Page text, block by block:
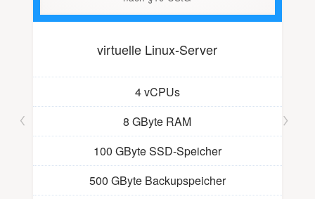
virtuelle Linux-Server
4 vCPUs
8 GByte RAM
100 GByte SSD-Speicher
500 GByte Backupspeicher